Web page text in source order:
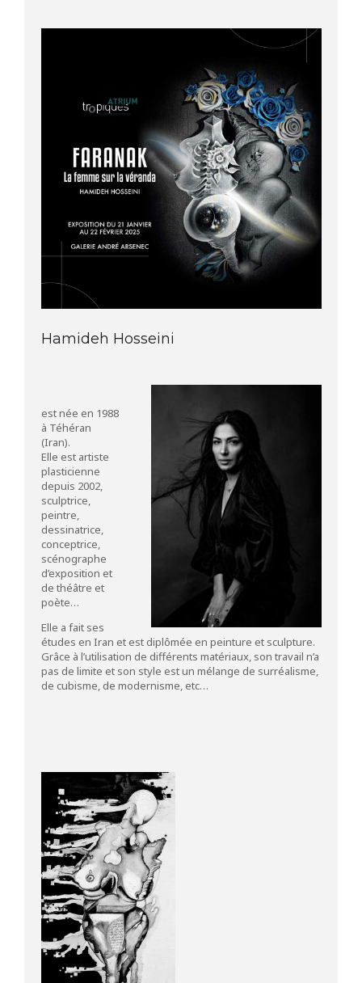
Hamideh Hosseini
est née en 1988
à Téhéran
(Iran).
Elle est artiste
plasticienne
depuis 2002,
sculptrice,
peintre,
dessinatrice,
conceptrice,
scénographe
d’exposition et
de théâtre et
poète…
Elle a fait ses
études en Iran et est diplômée en peinture et sculpture.
Grâce à l’utilisation de différents matériaux, son travail n’a
pas de limite et son style est un mélange de surréalisme,
de cubisme, de modernisme, etc…